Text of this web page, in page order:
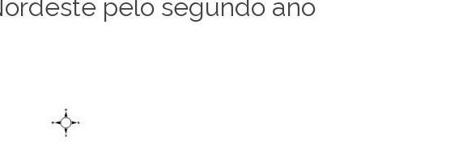
pelo segundo ano